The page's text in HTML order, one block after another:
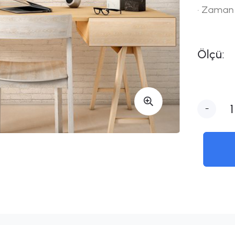
•
Ölçü:
-